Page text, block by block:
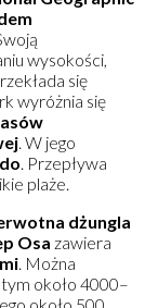
wysokości,
się
wyróżnia się
. W jego
. Przepływa
plaże.
dżungla
Osa zawiera
. Można
tym około 4000–
około 500